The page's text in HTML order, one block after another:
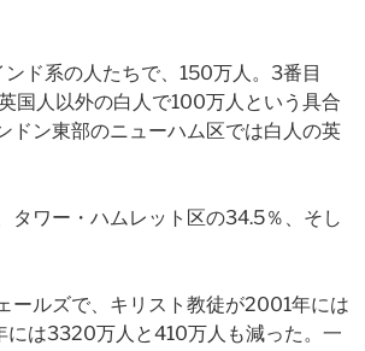
ド系の人たちで、150万人。3番目
国人以外の白人で100万人という具合
ドン東部のニューハム区では白人の英
タワー・ハムレット区の34.5％、そし
ールズで、キリスト教徒が2001年には
は3320万人と410万人も減った。一